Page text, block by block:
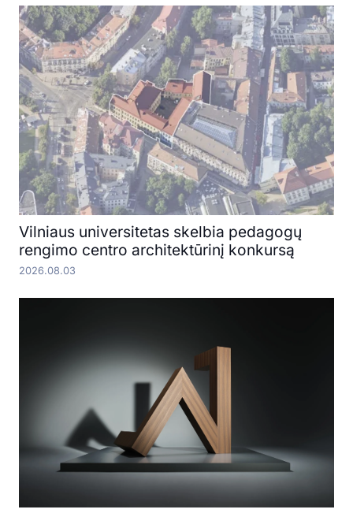
Vilniaus universitetas skelbia pedagogų
rengimo centro architektūrinį konkursą
2026.08.03